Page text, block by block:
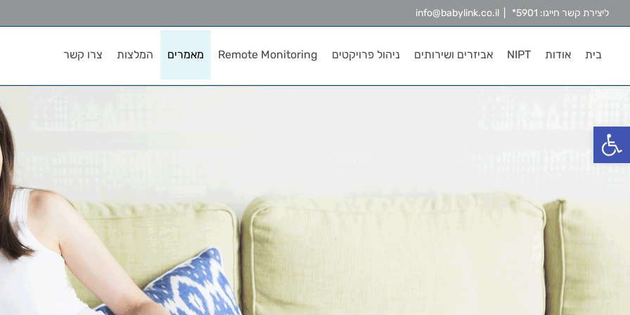
to
ליצירת קשר חייגו: 5901* info@babylink.co.il
בית אודות NIPT אביזרים ושירותים ניהול פרויקטים Remote Monitoring מאמרים המלצות צרו קשר
פתח סרגל נגישות